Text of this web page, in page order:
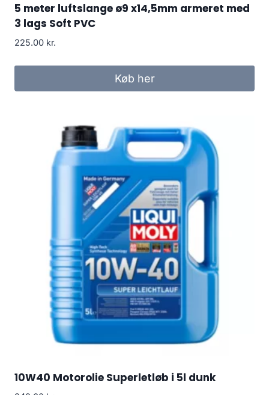
5 meter luftslange ø9 x14,5mm armeret med
3 lags Soft PVC
225.00 kr.
Køb her
10W40 Motorolie Superletløb i 5l dunk